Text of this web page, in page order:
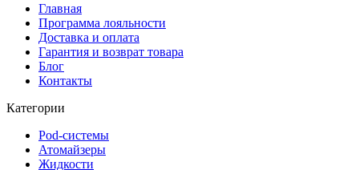
Главная
Программа лояльности
Доставка и оплата
Гарантия и возврат товара
Блог
Контакты
Категории
Pod-системы
Атомайзеры
Жидкости